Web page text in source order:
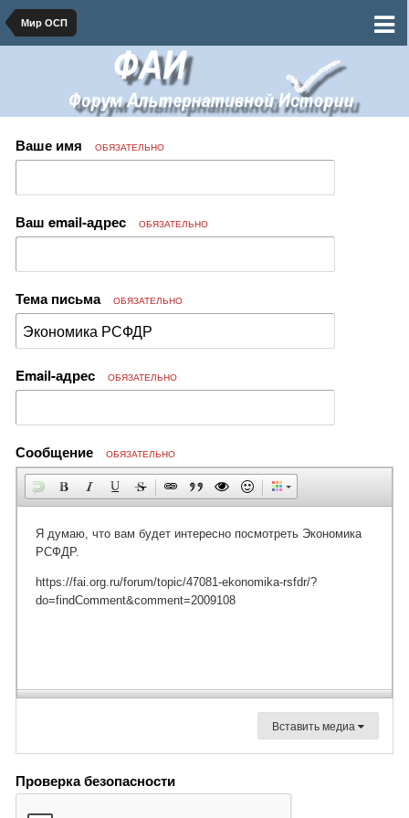
Мир ОСП
Ваше имя ОБЯЗАТЕЛЬНО
Ваш email-адрес ОБЯЗАТЕЛЬНО
Тема письма ОБЯЗАТЕЛЬНО
Email-адрес ОБЯЗАТЕЛЬНО
Сообщение ОБЯЗАТЕЛЬНО
Вставить медиа
Проверка безопасности